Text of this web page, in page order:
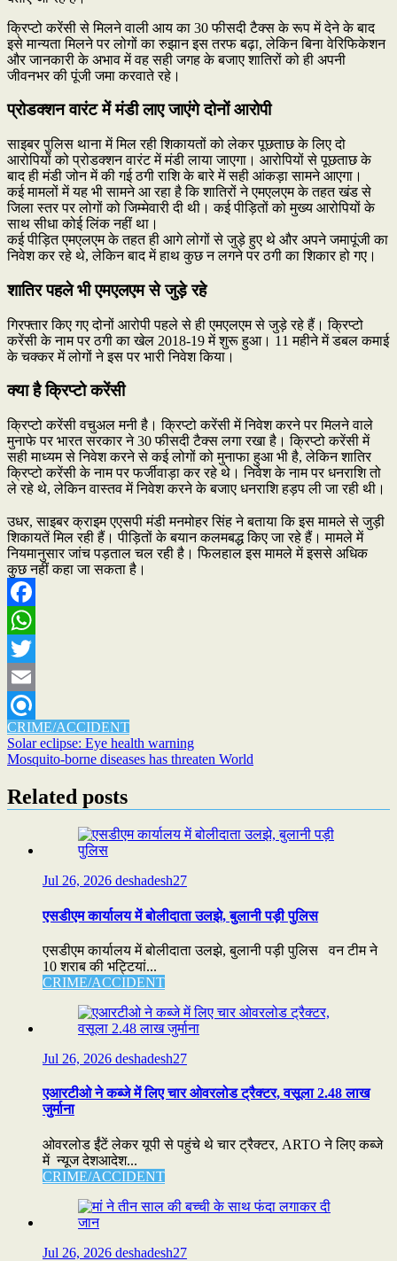
क्रिप्टो करेंसी से मिलने वाली आय का 30 फीसदी टैक्स के रूप में देने के बाद
इसे मान्यता मिलने पर लोगों का रुझान इस तरफ बढ़ा, लेकिन बिना वेरिफिकेशन
और जानकारी के अभाव में वह सही जगह के बजाए शातिरों को ही अपनी
जीवनभर की पूंजी जमा करवाते रहे।
प्रोडक्शन वारंट में मंडी लाए जाएंगे दोनों आरोपी
साइबर पुलिस थाना में मिल रही शिकायतों को लेकर पूछताछ के लिए दो
आरोपियों को प्रोडक्शन वारंट में मंडी लाया जाएगा। आरोपियों से पूछताछ के
बाद ही मंडी जोन में की गई ठगी राशि के बारे में सही आंकड़ा सामने आएगा।
कई मामलों में यह भी सामने आ रहा है कि शातिरों ने एमएलएम के तहत खंड से
जिला स्तर पर लोगों को जिम्मेवारी दी थी। कई पीड़ितों को मुख्य आरोपियों के
साथ सीधा कोई लिंक नहीं था।
कई पीड़ित एमएलएम के तहत ही आगे लोगों से जुड़े हुए थे और अपने जमापूंजी का
निवेश कर रहे थे, लेकिन बाद में हाथ कुछ न लगने पर ठगी का शिकार हो गए।
शातिर पहले भी एमएलएम से जुड़े रहे
गिरफ्तार किए गए दोनों आरोपी पहले से ही एमएलएम से जुड़े रहे हैं। क्रिप्टो
करेंसी के नाम पर ठगी का खेल 2018-19 में शुरू हुआ। 11 महीने में डबल कमाई
के चक्कर में लोगों ने इस पर भारी निवेश किया।
क्या है क्रिप्टो करेंसी
क्रिप्टो करेंसी वचुअल मनी है। क्रिप्टो करेंसी में निवेश करने पर मिलने वाले
मुनाफे पर भारत सरकार ने 30 फीसदी टैक्स लगा रखा है। क्रिप्टो करेंसी में
सही माध्यम से निवेश करने से कई लोगों को मुनाफा हुआ भी है, लेकिन शातिर
क्रिप्टो करेंसी के नाम पर फर्जीवाड़ा कर रहे थे। निवेश के नाम पर धनराशि तो
ले रहे थे, लेकिन वास्तव में निवेश करने के बजाए धनराशि हड़प ली जा रही थी।
उधर, साइबर क्राइम एएसपी मंडी मनमोहर सिंह ने बताया कि इस मामले से जुड़ी
शिकायतें मिल रही हैं। पीड़ितों के बयान कलमबद्ध किए जा रहे हैं। मामले में
नियमानुसार जांच पड़ताल चल रही है। फिलहाल इस मामले में इससे अधिक
कुछ नहीं कहा जा सकता है।
Facebook
WhatsApp
Twitter
Email
Refind
CRIME/ACCIDENT
Post
navigation
Solar eclipse: Eye health warning
Mosquito-borne diseases has threaten World
Related posts
Jul 26, 2026 deshadesh27
एसडीएम कार्यालय में बोलीदाता उलझे, बुलानी पड़ी पुलिस
एसडीएम कार्यालय में बोलीदाता उलझे, बुलानी पड़ी पुलिस वन टीम ने
10 शराब की भट्टियां...
CRIME/ACCIDENT
Jul 26, 2026 deshadesh27
एआरटीओ ने कब्जे में लिए चार ओवरलोड ट्रैक्टर, वसूला 2.48 लाख
जुर्माना
ओवरलोड ईंटें लेकर यूपी से पहुंचे थे चार ट्रैक्टर, ARTO ने लिए कब्जे
में न्यूज देशआदेश...
CRIME/ACCIDENT
Jul 26, 2026 deshadesh27